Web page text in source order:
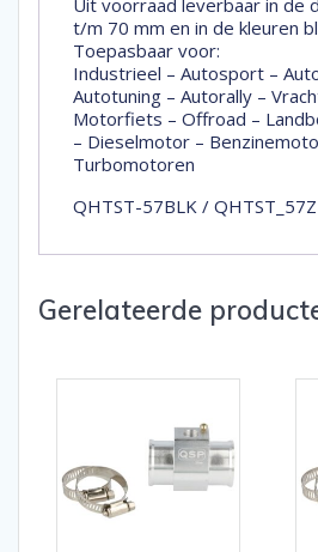
Uit voorraad leverbaar in de
t/m 70 mm en in de kleuren
Toepasbaar voor:
Industrieel – Autosport –
Autotuning – Autorally –
Motorfiets – Offroad –
– Dieselmotor –
Turbomotoren
QHTST-57BLK / QHTST_57Z
Gerelateerde